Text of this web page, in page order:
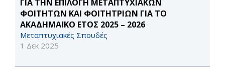
ΓΙΑ ΤΗΝ ΕΠΙΛΟΓΗ ΜΕΤΑΠΤΥΧΙΑΚΩΝ
ΦΟΙΤΗΤΩΝ ΚΑΙ ΦΟΙΤΗΤΡΙΩΝ ΓΙΑ ΤΟ
ΑΚΑΔΗΜΑΪΚΟ ΕΤΟΣ 2025 – 2026
Μεταπτυχιακές Σπουδές
1 Δεκ 2025